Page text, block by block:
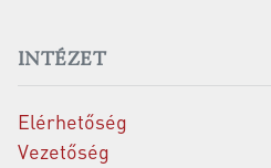
INTÉZET
Elérhetőség
Vezetőség